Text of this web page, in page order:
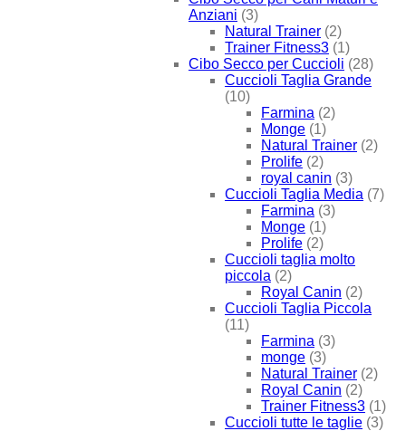
Anziani (3)
Natural Trainer (2)
Trainer Fitness3 (1)
Cibo Secco per Cuccioli (28)
Cuccioli Taglia Grande
(10)
Farmina (2)
Monge (1)
Natural Trainer (2)
Prolife (2)
royal canin (3)
Cuccioli Taglia Media (7)
Farmina (3)
Monge (1)
Prolife (2)
Cuccioli taglia molto
piccola (2)
Royal Canin (2)
Cuccioli Taglia Piccola
(11)
Farmina (3)
monge (3)
Natural Trainer (2)
Royal Canin (2)
Trainer Fitness3 (1)
Cuccioli tutte le taglie (3)